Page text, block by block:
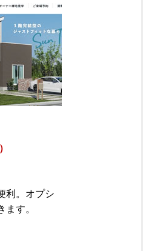
利。オプシ
ます。